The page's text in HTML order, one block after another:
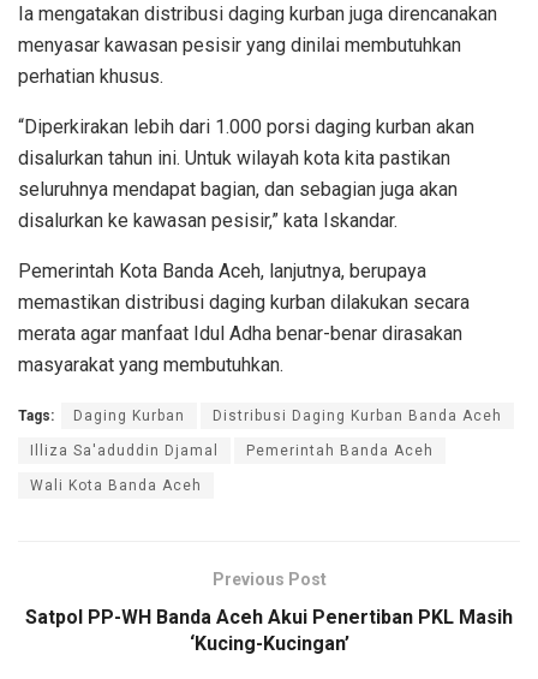
Ia mengatakan distribusi daging kurban juga direncanakan
menyasar kawasan pesisir yang dinilai membutuhkan
perhatian khusus.
“Diperkirakan lebih dari 1.000 porsi daging kurban akan
disalurkan tahun ini. Untuk wilayah kota kita pastikan
seluruhnya mendapat bagian, dan sebagian juga akan
disalurkan ke kawasan pesisir,” kata Iskandar.
Pemerintah Kota Banda Aceh, lanjutnya, berupaya
memastikan distribusi daging kurban dilakukan secara
merata agar manfaat Idul Adha benar-benar dirasakan
masyarakat yang membutuhkan.
Tags: Daging Kurban Distribusi Daging Kurban Banda Aceh
Illiza Sa'aduddin Djamal Pemerintah Banda Aceh
Wali Kota Banda Aceh
Previous Post
Satpol PP-WH Banda Aceh Akui Penertiban PKL Masih
‘Kucing-Kucingan’